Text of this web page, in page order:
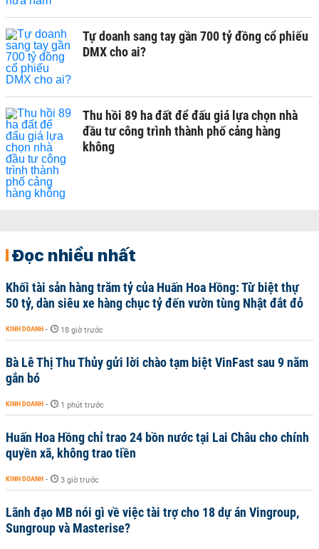
Tự doanh sang tay gần 700 tỷ đồng cổ phiếu
DMX cho ai?
Thu hồi 89 ha đất để đấu giá lựa chọn nhà
đầu tư công trình thành phố cảng hàng
không
Đọc nhiều nhất
Khối tài sản hàng trăm tỷ của Huấn Hoa Hồng: Từ biệt thự
50 tỷ, dàn siêu xe hàng chục tỷ đến vườn tùng Nhật đắt đỏ
KINH DOANH - 18 giờ trước
Bà Lê Thị Thu Thủy gửi lời chào tạm biệt VinFast sau 9 năm
gắn bó
KINH DOANH - 1 phút trước
Huấn Hoa Hồng chỉ trao 24 bồn nước tại Lai Châu cho chính
quyền xã, không trao tiền
KINH DOANH - 3 giờ trước
Lãnh đạo MB nói gì về việc tài trợ cho 18 dự án Vingroup,
Sungroup và Masterise?